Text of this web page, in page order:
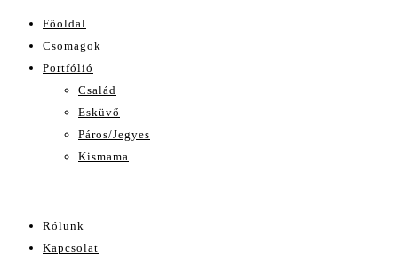
Főoldal
Csomagok
Portfólió
Család
Esküvő
Páros/Jegyes
Kismama
Rólunk
Kapcsolat